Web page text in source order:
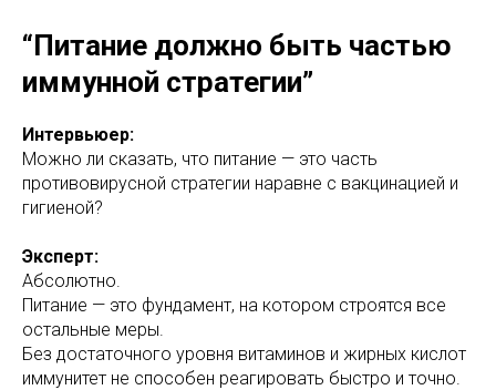
“Питание должно быть частью
иммунной стратегии”
Интервьюер:
Можно ли сказать, что питание — это часть
противовирусной стратегии наравне с вакцинацией и
гигиеной?
Эксперт:
Абсолютно.
Питание — это фундамент, на котором строятся все
остальные меры.
Без достаточного уровня витаминов и жирных кислот
иммунитет не способен реагировать быстро и точно.